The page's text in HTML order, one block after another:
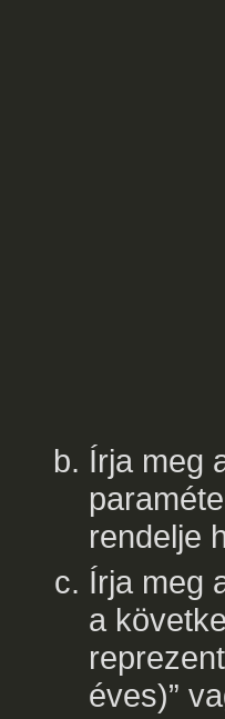
Írja meg
rendelje
Írja meg
a
éves)”